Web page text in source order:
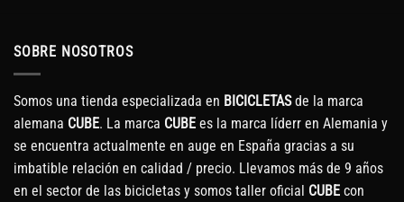
SOBRE NOSOTROS
Somos una tienda especializada en BICICLETASde la marca
alemana CUBE. La marca CUBE es la marca líderr en Alemania y
se encuentra actualmente en auge en España gracias a su
imbatible relación en calidad / precio. Llevamos más de 9 años
en el sector de las bicicletas y somos taller oficial CUBE con